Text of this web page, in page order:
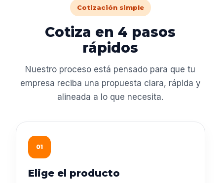
Cotización simple
Cotiza en 4 pasos
rápidos
Nuestro proceso está pensado para que tu
empresa reciba una propuesta clara, rápida y
alineada a lo que necesita.
01
Elige el producto